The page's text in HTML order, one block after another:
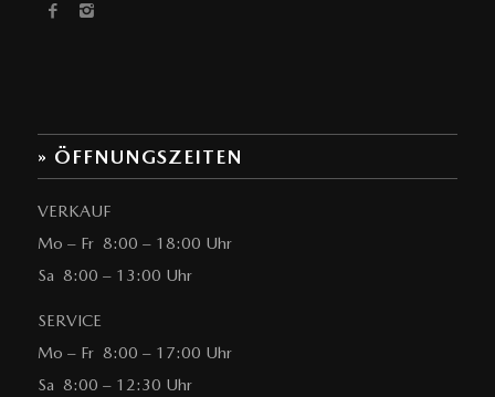
» ÖFFNUNGSZEITEN
VERKAUF
Mo – Fr 8:00 – 18:00 Uhr
Sa 8:00 – 13:00 Uhr
SERVICE
Mo – Fr 8:00 – 17:00 Uhr
Sa 8:00 – 12:30 Uhr